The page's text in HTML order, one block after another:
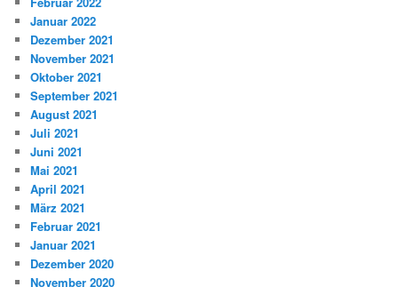
Januar 2022
Dezember 2021
November 2021
Oktober 2021
September 2021
August 2021
Juli 2021
Juni 2021
Mai 2021
April 2021
März 2021
Februar 2021
Januar 2021
Dezember 2020
November 2020